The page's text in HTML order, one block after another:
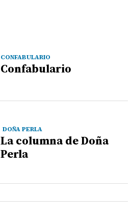
CONFABULARIO
Confabulario
DOÑA PERLA
La columna de Doña
Perla